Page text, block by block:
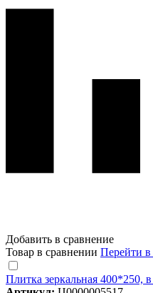
Добавить в сравнение
Товар в сравнении Перейти в
Плитка зеркальная 400*250,